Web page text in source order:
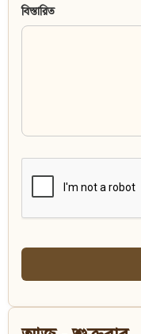
বিস্তারিত